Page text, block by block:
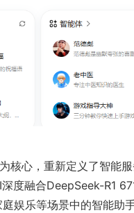
核心，重新定义了智能
度融合DeepSeek-R1
娱乐等场景中的智能助手